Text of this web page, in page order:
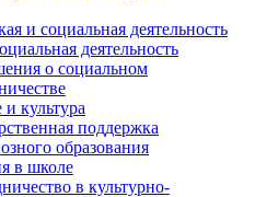
и социальная деятельность
деятельность
о социальном
культура
поддержка
образования
в школе
в культурно-